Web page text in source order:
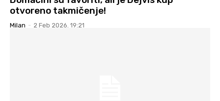
otvoreno takmičenje!
Milan - 2 Feb 2026. 19:21